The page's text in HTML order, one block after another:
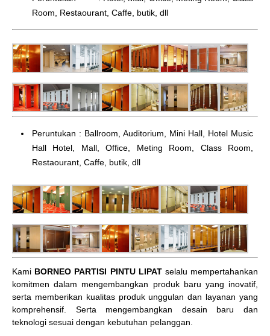
Room, Restaourant, Caffe, butik, dll
Peruntukan : Ballroom, Auditorium, Mini Hall, Hotel Music
Hall Hotel, Mall, Office, Meting Room, Class Room,
Restaourant, Caffe, butik, dll
Kami BORNEO PARTISI PINTU LIPATselalu mempertahankan
komitmen dalam mengembangkan produk baru yang inovatif,
serta memberikan kualitas produk unggulan dan layanan yang
komprehensif. Serta mengembangkan desain baru dan
teknologi sesuai dengan kebutuhan pelanggan.